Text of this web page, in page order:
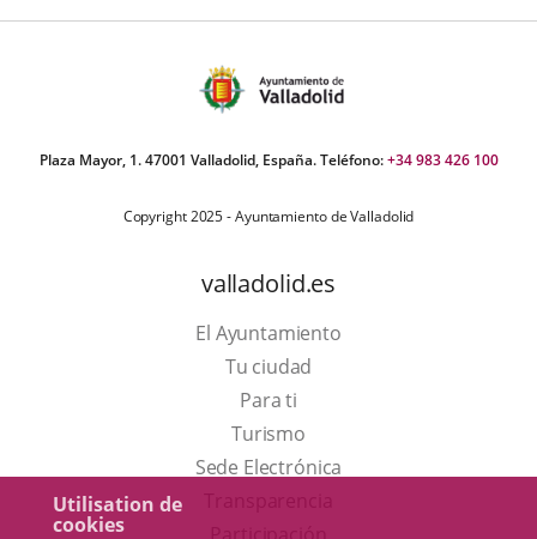
Utilisation de
cookies
Plaza Mayor, 1. 47001 Valladolid, España. Teléfono:+34 983 426 100
Copyright 2025 - Ayuntamiento de Valladolid
valladolid.es
El Ayuntamiento
Tu ciudad
Para ti
TurismoEste
enlace
Sede Electrónica